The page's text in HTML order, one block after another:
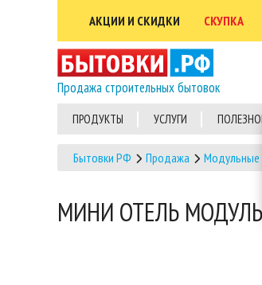
АКЦИИ И СКИДКИ СКУПКА
Продажа строительных бытовок
ПРОДУКТЫ УСЛУГИ
Бытовки РФ Продажа Модульные
МИНИ ОТЕЛЬ